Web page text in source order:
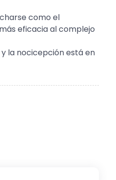
como el
eficacia al complejo
la nocicepción está en